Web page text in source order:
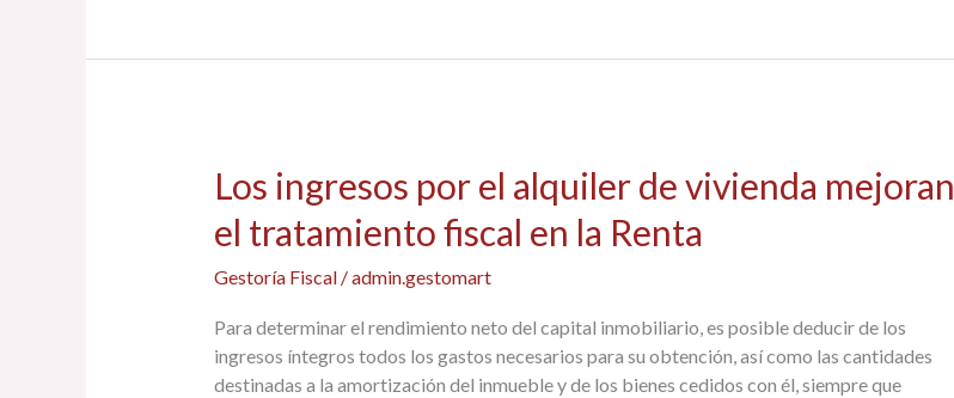
para
Modelo
720
Los ingresos por el alquiler de vivienda mejoran
el tratamiento fiscal en la Renta
Gestoría Fiscal/admin.gestomart
Para determinar el rendimiento neto del capital inmobiliario, es posible deducir de los
ingresos íntegros todos los gastos necesarios para su obtención, así como las cantidades
destinadas a la amortización del inmueble y de los bienes cedidos con él, siempre que
Los
ingresos
por
alquiler
de
vivienda
mejoran